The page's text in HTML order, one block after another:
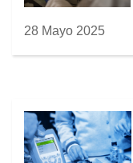
28 Mayo 2025